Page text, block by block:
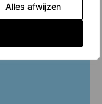
Alles afwijzen